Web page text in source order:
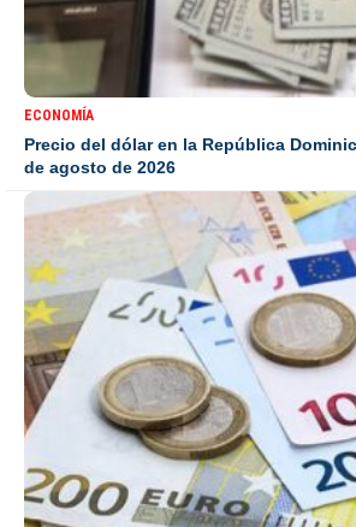
ECONOMÍA
Precio del dólar en la República
de agosto de 2026